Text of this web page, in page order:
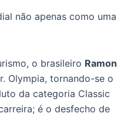
não apenas como uma
o brasileiro Ramon
Olympia, tornando-se o
da categoria Classic
é o desfecho de